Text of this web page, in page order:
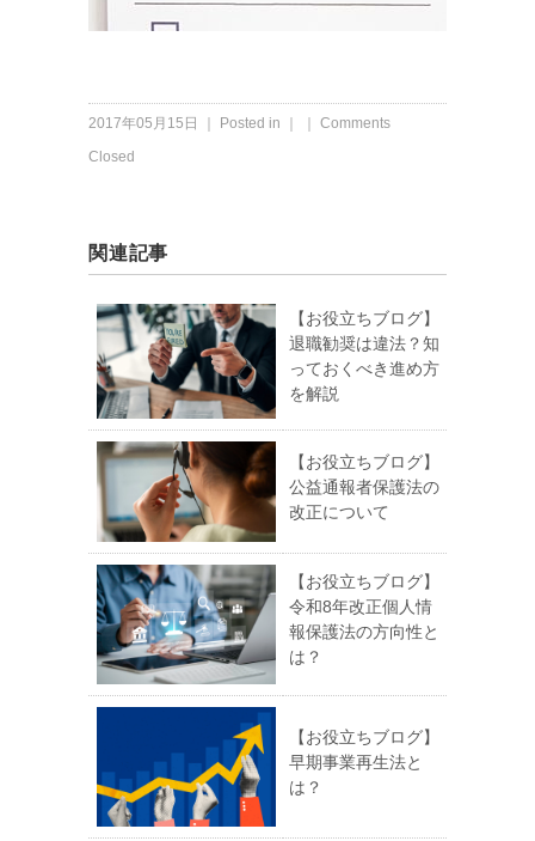
2017年05月15日 ｜ Posted in ｜ ｜ Comments
Closed
関連記事
【お役立ちブログ】
退職勧奨は違法？知
っておくべき進め方
を解説
【お役立ちブログ】
公益通報者保護法の
改正について
【お役立ちブログ】
令和8年改正個人情
報保護法の方向性と
は？
【お役立ちブログ】
早期事業再生法と
は？